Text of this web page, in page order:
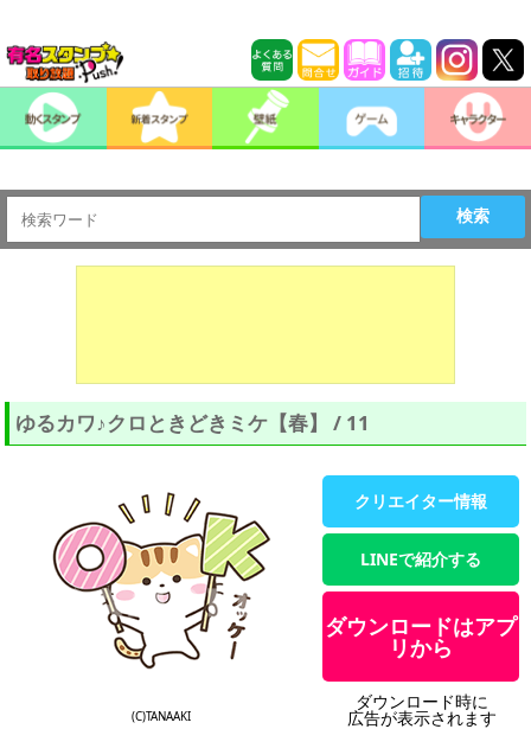
検索
ゆるカワ♪クロときどきミケ【春】 / 11
(C)TANAAKI
クリエイター情報
LINEで紹介する
ダウンロードはアプ
リから
ダウンロード時に
広告が表示されます